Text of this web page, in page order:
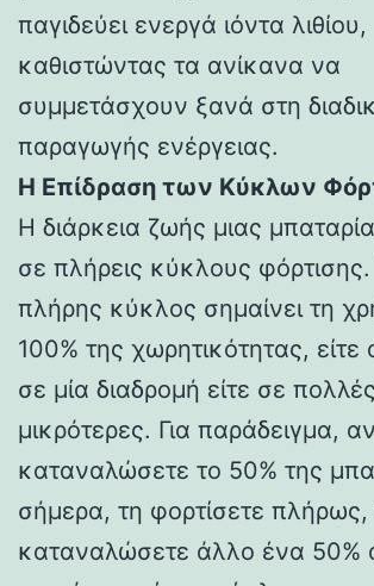
παγιδεύει ενεργά ιόντα λιθίου,
καθιστώντας τα ανίκανα να
συμμετάσχουν ξανά στη
παραγωγής ενέργειας.
Η Επίδραση των Κύκλων
Η διάρκεια ζωής μιας
σε πλήρεις κύκλους
πλήρης κύκλος σημαίνει τη
100% της χωρητικότητας, είτε
σε μία διαδρομή είτε σε πολλές
μικρότερες. Για παράδειγμα, αν
καταναλώσετε το 50% της
σήμερα, τη φορτίσετε πλήρως,
καταναλώσετε άλλο ένα 50%